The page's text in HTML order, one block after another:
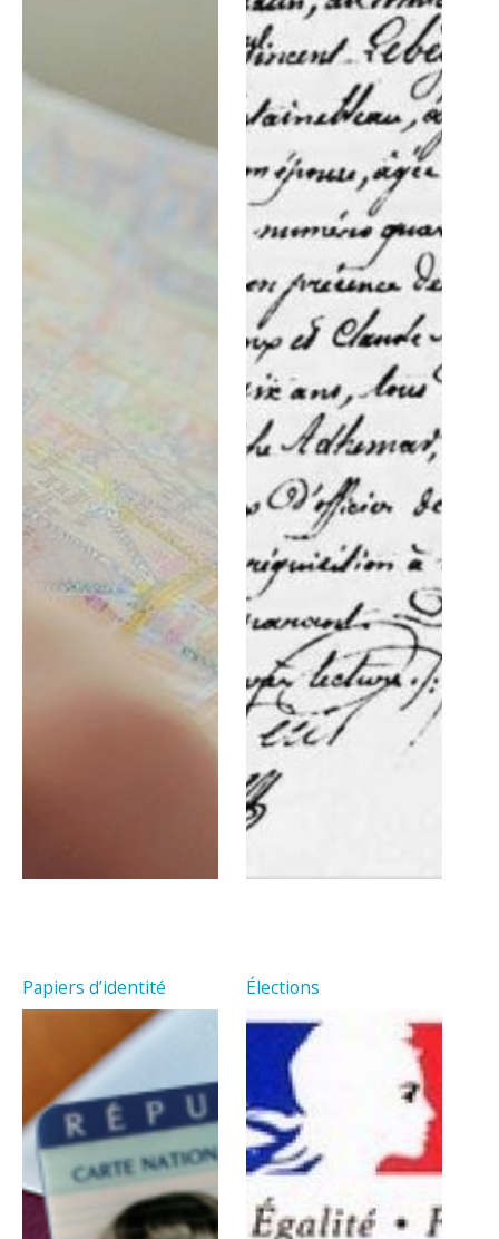
Papiers d’identité Élections